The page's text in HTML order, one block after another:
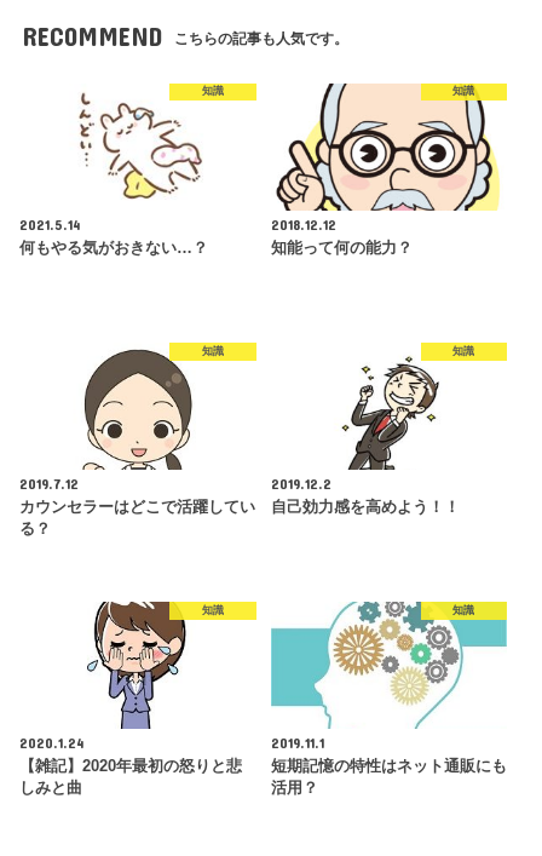
RECOMMEND こちらの記事も人気です。
知識
2021.5.14
何もやる気がおきない…？
知識
2018.12.12
知能って何の能力？
知識
2019.7.12
カウンセラーはどこで活躍してい
る？
知識
2019.12.2
自己効力感を高めよう！！
知識
2020.1.24
【雑記】2020年最初の怒りと悲
しみと曲
知識
2019.11.1
短期記憶の特性はネット通販にも
活用？